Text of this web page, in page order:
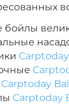
‍899‍ ₽‍1 058‍₽
Carptoday
Carptoday